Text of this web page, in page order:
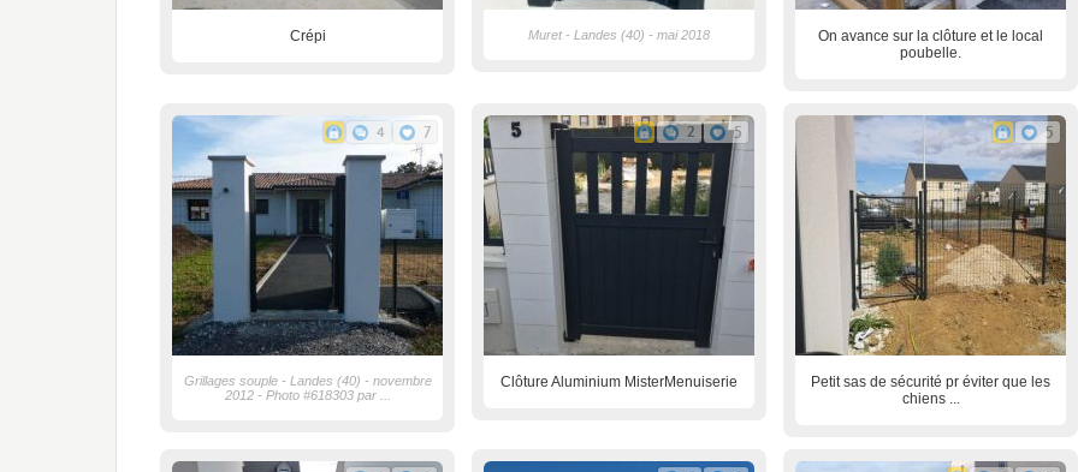
Crépi Muret - Landes (40) - mai 2018
On avance sur la clôture et le local
poubelle.
4 7
Grillages souple - Landes (40) - novembre
2012 - Photo #618303 par ...
2 5
Clôture Aluminium MisterMenuiserie
5
Petit sas de sécurité pr éviter que les
chiens ...